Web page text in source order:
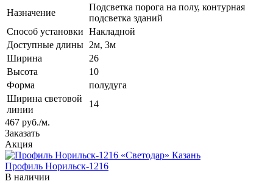
Назначение
Подсветка порога на полу, контурная
подсветка зданий
Способ установки Накладной
Доступные длины 2м, 3м
Ширина
26
Высота
10
Форма
полудуга
Ширина световой
линии
14
467 руб./м.
Заказать
Акция
Профиль Норильск-1216
В наличии